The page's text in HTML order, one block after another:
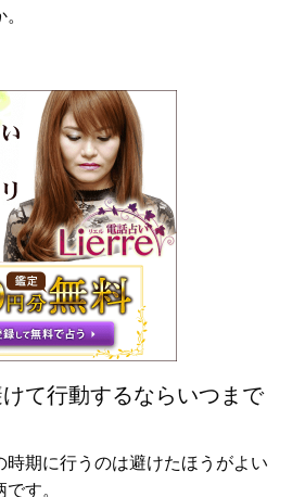
て行動するならいつまで
時期に行うのは避けたほうがよい
す。